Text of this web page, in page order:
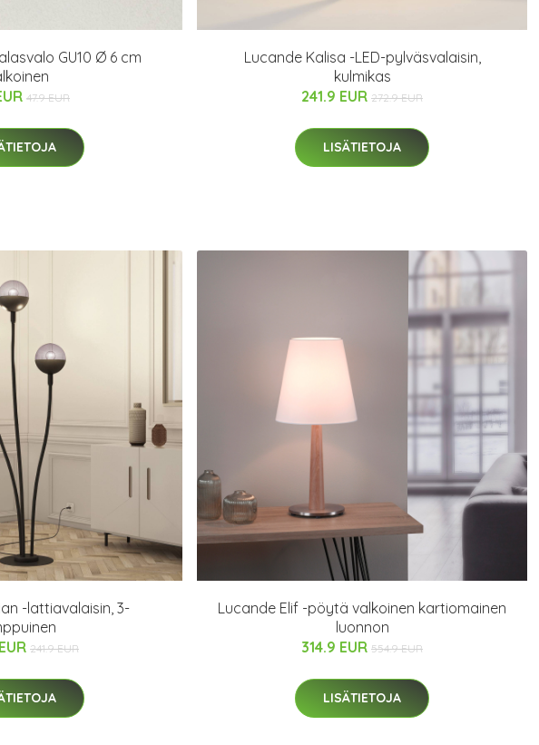
GU10 Ø 6 cm
47.9 EUR
Lucande Kalisa -LED-pylväsvalaisin,
kulmikas
241.9 EUR 272.9 EUR
LISÄTIETOJA
-lattiavalaisin, 3-
241.9 EUR
Lucande Elif -pöytä valkoinen kartiomainen
luonnon
314.9 EUR 554.9 EUR
LISÄTIETOJA